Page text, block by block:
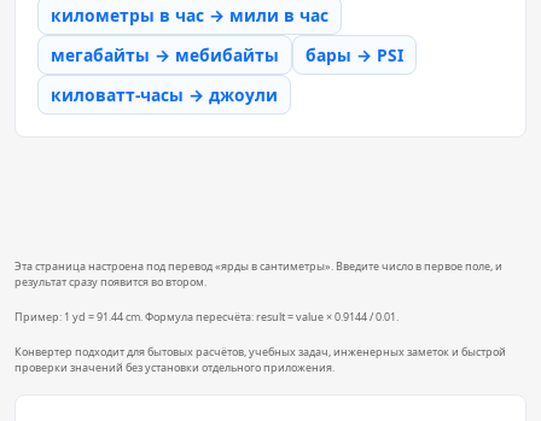
километры в час → мили в час
мегабайты → мебибайты
бары → PSI
киловатт-часы → джоули
Эта страница настроена под перевод «ярды в сантиметры». Введите число в первое поле, и
результат сразу появится во втором.
Пример: 1 yd = 91.44 cm. Формула пересчёта: result = value × 0.9144 / 0.01.
Конвертер подходит для бытовых расчётов, учебных задач, инженерных заметок и быстрой
проверки значений без установки отдельного приложения.